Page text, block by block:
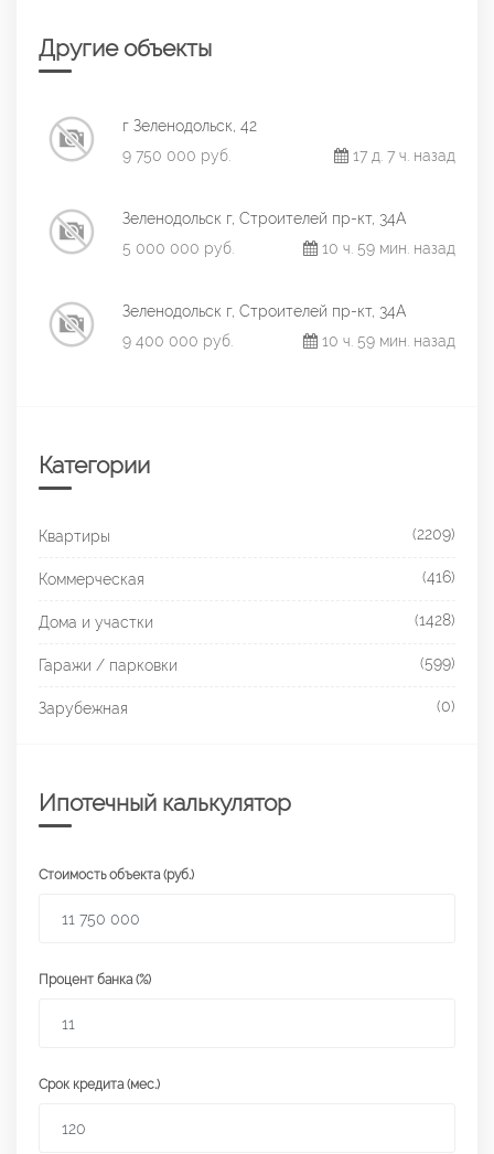
Другие объекты
г Зеленодольск, 42
9 750 000 руб.
17 д. 7 ч. назад
Зеленодольск г, Строителей пр-кт, 34А
5 000 000 руб.
10 ч. 59 мин. назад
Зеленодольск г, Строителей пр-кт, 34А
9 400 000 руб.
10 ч. 59 мин. назад
Категории
Квартиры (2209)
Коммерческая (416)
Дома и участки (1428)
Гаражи / парковки (599)
Зарубежная (0)
Ипотечный калькулятор
Стоимость объекта (руб.)
Процент банка (%)
Срок кредита (мес.)